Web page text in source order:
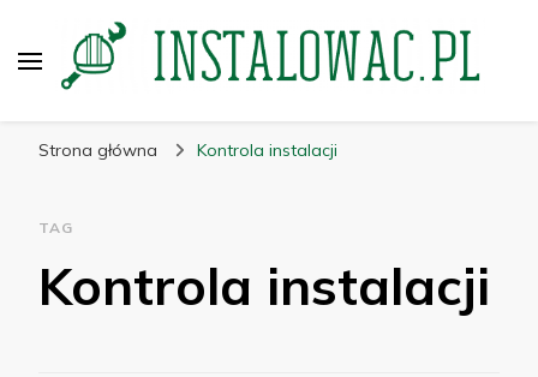
Strona główna Kontrola instalacji
TAG
Kontrola instalacji